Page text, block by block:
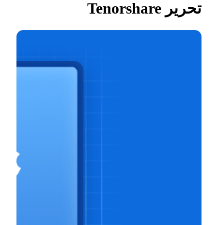
تحرير Tenorshare